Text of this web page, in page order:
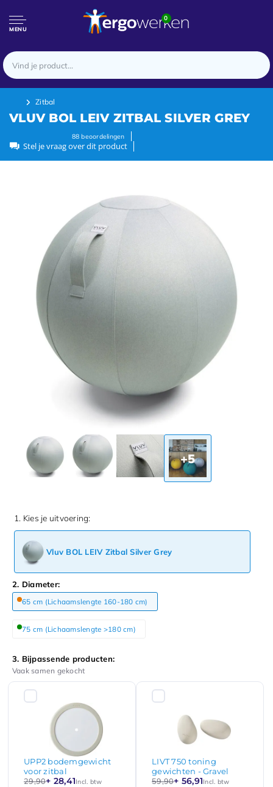
MENU
0
Zitbal
VLUV BOL LEIV ZITBAL SILVER GREY
88 beoordelingen
Stel je vraag over dit product
+5
1. Kies je uitvoering:
Vluv BOL LEIV Zitbal Silver Grey
2. Diameter:
65 cm (Lichaamslengte 160-180 cm)
75 cm (Lichaamslengte >180 cm)
3. Bijpassende producten:
Vaak samen gekocht
UPP2 bodemgewicht
voor zitbal
29,90+ 28,41Incl. btw
LIVT 750 toning
gewichten - Gravel
59,90+ 56,91Incl. btw